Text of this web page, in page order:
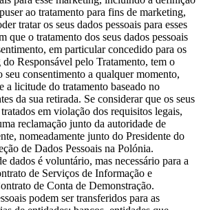
ao tratamento para fins de marketing,
tratar os seus dados pessoais para esses
que o tratamento dos seus dados pessoais
em particular concedido para os
Responsável pelo Tratamento, tem o
seu consentimento a qualquer momento,
a licitude do tratamento baseado no
da sua retirada. Se considerar que os seus
em violação dos requisitos legais,
reclamação junto da autoridade de
nomeadamente junto do Presidente do
de Dados Pessoais na Polónia.
dados é voluntário, mas necessário para a
de Serviços de Informação e
de Conta de Demonstração.
podem ser transferidos para as